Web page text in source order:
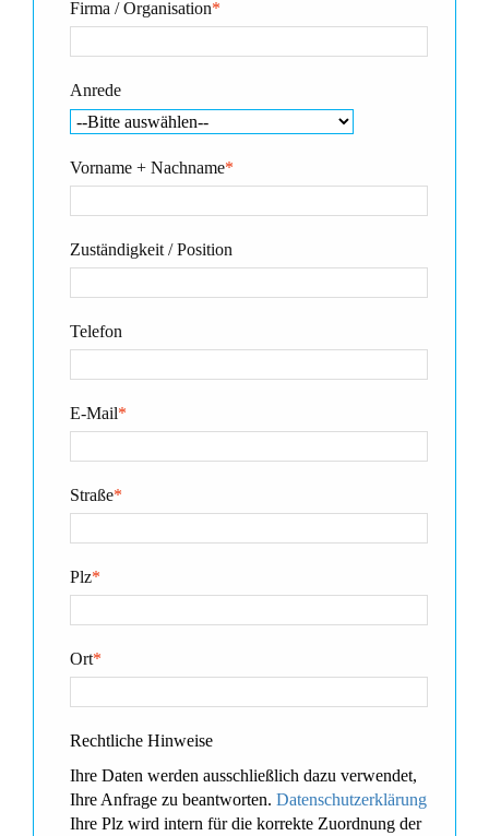
*
Firma / Organisation
Anrede
*
Vorname + Nachname
Zuständigkeit / Position
Telefon
*
E-Mail
*
Straße
*
Plz
*
Ort
Rechtliche Hinweise
Ihre Daten werden ausschließlich dazu verwendet,
Ihre Anfrage zu beantworten. Datenschutzerklärung
Ihre Plz wird intern für die korrekte Zuordnung der